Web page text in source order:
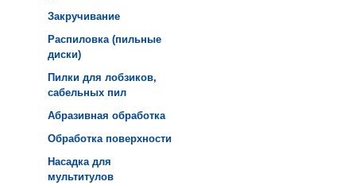
Закручивание
Распиловка (пильные
диски)
Пилки для лобзиков,
сабельных пил
Абразивная обработка
Обработка поверхности
Насадка для
мультитулов